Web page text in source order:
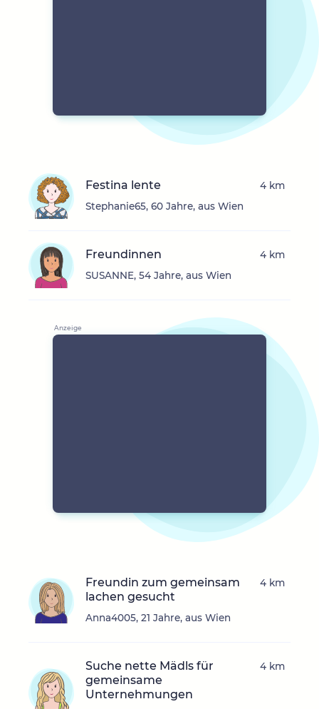
Festina lente
Stephanie65, 60 Jahre, aus Wien
4 km
Freundinnen
SUSANNE, 54 Jahre, aus Wien
4 km
Freundin zum gemeinsam
lachen gesucht
Anna4005, 21 Jahre, aus Wien
4 km
Suche nette Mädls für
gemeinsame
Unternehmungen
4 km